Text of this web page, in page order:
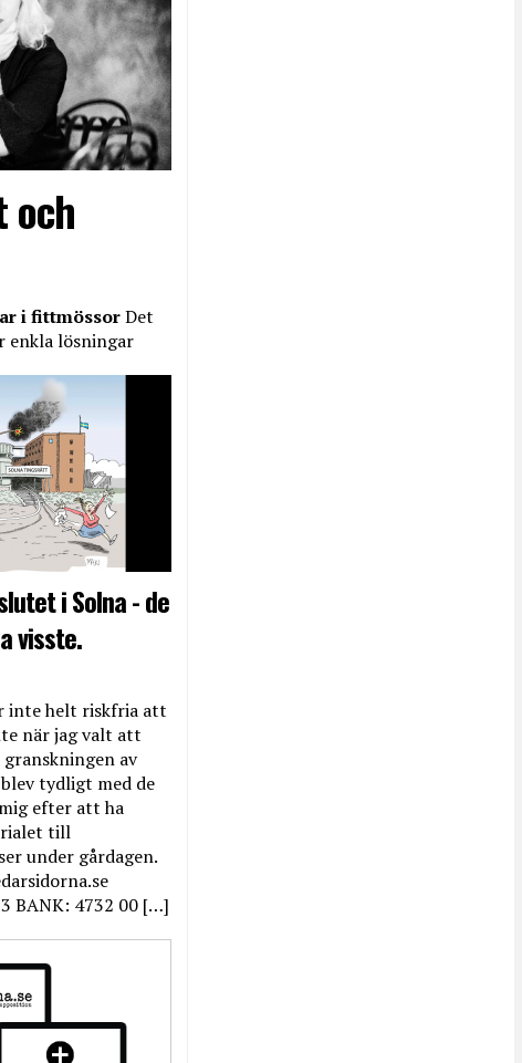
och
i fittmössorDet
enkla lösningar
i Solna - de
visste.
inte helt riskfria att
när jag valt att
av
tydligt med de
efter att ha
till
under gårdagen.
BANK: 4732 00 […]